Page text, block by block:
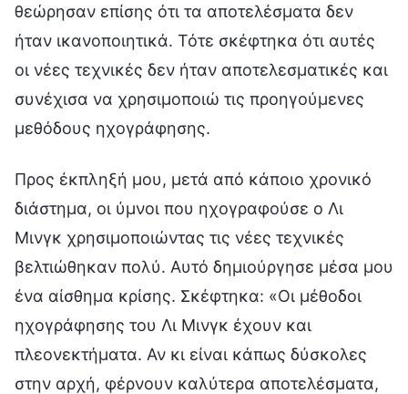
θεώρησαν επίσης ότι τα αποτελέσματα δεν
ήταν ικανοποιητικά. Τότε σκέφτηκα ότι αυτές
οι νέες τεχνικές δεν ήταν αποτελεσματικές και
συνέχισα να χρησιμοποιώ τις προηγούμενες
μεθόδους ηχογράφησης.
Προς έκπληξή μου, μετά από κάποιο χρονικό
διάστημα, οι ύμνοι που ηχογραφούσε ο Λι
Μινγκ χρησιμοποιώντας τις νέες τεχνικές
βελτιώθηκαν πολύ. Αυτό δημιούργησε μέσα μου
ένα αίσθημα κρίσης. Σκέφτηκα: «Οι μέθοδοι
ηχογράφησης του Λι Μινγκ έχουν και
πλεονεκτήματα. Αν κι είναι κάπως δύσκολες
στην αρχή, φέρνουν καλύτερα αποτελέσματα,